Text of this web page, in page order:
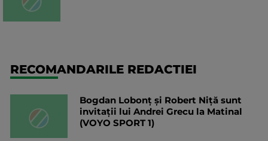
RECOMANDARILE REDACTIEI
Bogdan Lobonț și Robert Niță sunt
invitații lui Andrei Grecu la Matinal
(VOYO SPORT 1)